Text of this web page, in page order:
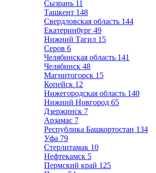
Сызрань 11
Ташкент 148
Свердловская область 144
Екатеринбург 49
Нижний Тагил 15
Серов 6
Челябинская область 141
Челябинск 48
Магнитогорск 15
Копейск 12
Нижегородская область 140
Нижний Новгород 65
Дзержинск 7
Арзамас 7
Республика Башкортостан 134
Уфа 79
Стерлитамак 10
Нефтекамск 5
Пермский край 125